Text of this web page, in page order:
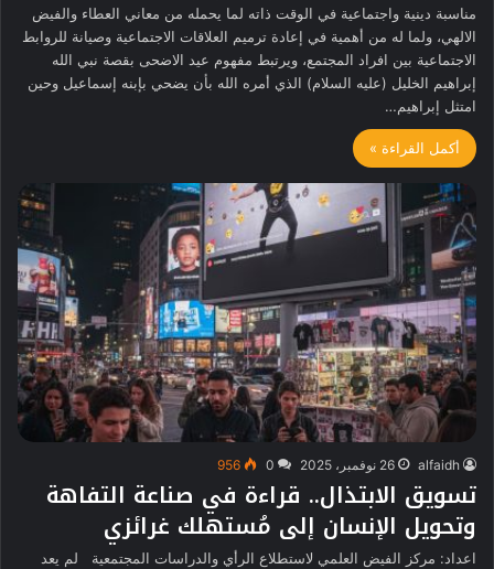
مناسبة دينية واجتماعية في الوقت ذاته لما يحمله من معاني العطاء والفيض
الالهي، ولما له من أهمية في إعادة ترميم العلاقات الاجتماعية وصيانة للروابط
الاجتماعية بين افراد المجتمع، ويرتبط مفهوم عيد الاضحى بقصة نبي الله
إبراهيم الخليل (عليه السلام) الذي أمره الله بأن يضحي بإبنه إسماعيل وحين
امتثل إبراهيم…
أكمل القراءة »
alfaidh 26 نوفمبر، 2025 0
956
تسويق الابتذال.. قراءة في صناعة التفاهة
وتحويل الإنسان إلى مُستهلك غرائزي
اعداد: مركز الفيض العلمي لاستطلاع الرأي والدراسات المجتمعية لم يعد